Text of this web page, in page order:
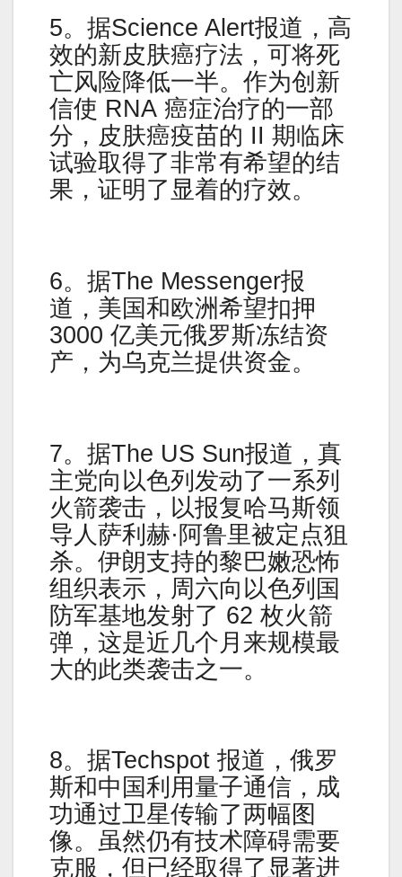
5。据Science Alert报道，高
效的新皮肤癌疗法，可将死
亡风险降低一半。作为创新
信使 RNA 癌症治疗的一部
分，皮肤癌疫苗的 II 期临床
试验取得了非常有希望的结
果，证明了显着的疗效。
6。据The Messenger报
道，美国和欧洲希望扣押
3000 亿美元俄罗斯冻结资
产，为乌克兰提供资金。
7。据The US Sun报道，真
主党向以色列发动了一系列
火箭袭击，以报复哈马斯领
导人萨利赫·阿鲁里被定点狙
杀。伊朗支持的黎巴嫩恐怖
组织表示，周六向以色列国
防军基地发射了 62 枚火箭
弹，这是近几个月来规模最
大的此类袭击之一。
8。据Techspot 报道，俄罗
斯和中国利用量子通信，成
功通过卫星传输了两幅图
像。虽然仍有技术障碍需要
克服，但已经取得了显著进